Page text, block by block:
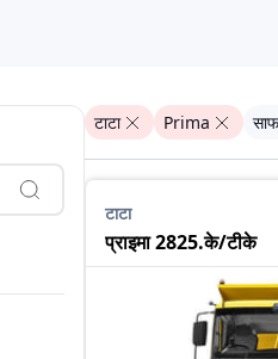
लिए उपयुक्त लेआउट का संयोजन
टाटा Prima
टाटा
प्राइमा 2825.के/टीके